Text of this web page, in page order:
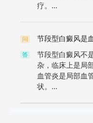
疗。...
问 节段型白癜风是
答
节段型白癜风不
杂，临床上是局
血管炎是局部血
状。...